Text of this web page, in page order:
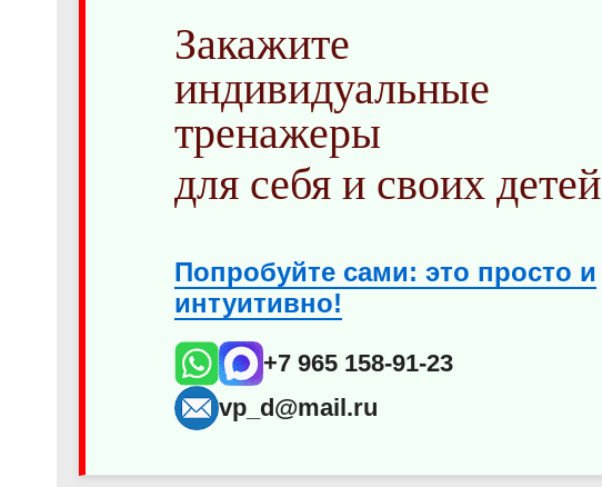
Закажите
индивидуальные
тренажеры
для себя и своих детей
Попробуйте сами: это просто и
интуитивно!
+7 965 158-91-23
vp_d@mail.ru